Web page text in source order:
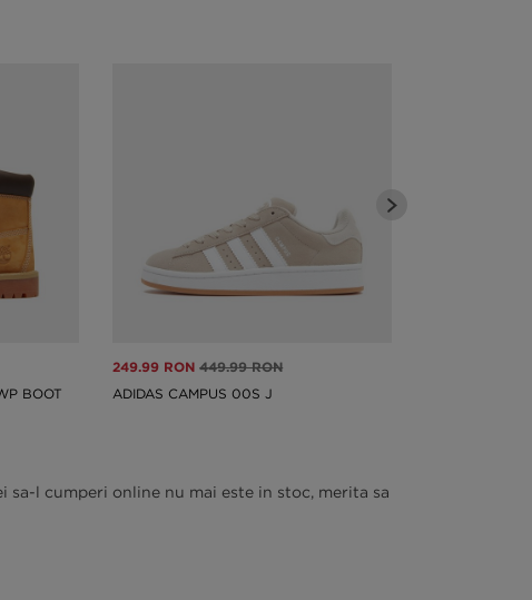
BOOT
249.99 RON449.99 RON
ADIDAS CAMPUS 00S J
l cumperi online nu mai este in stoc, merita sa